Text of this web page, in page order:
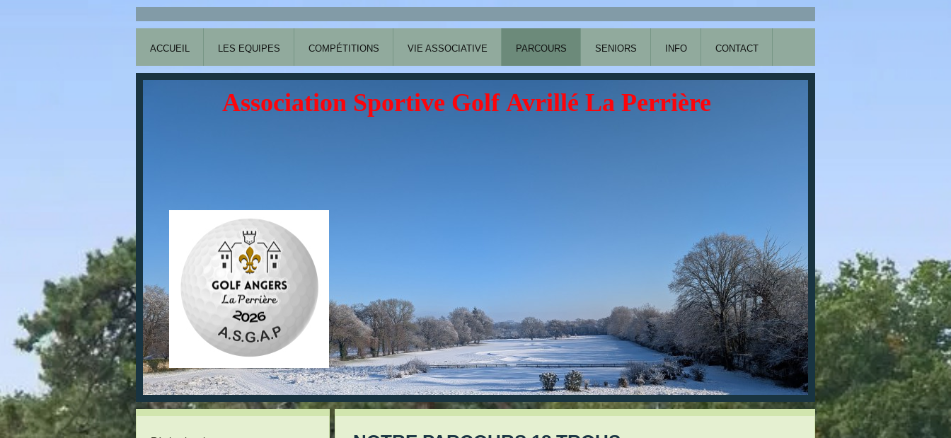
ACCUEIL LES EQUIPES COMPÉTITIONS VIE ASSOCIATIVE PARCOURS SENIORS INFO CONTACT
Association Sportive Golf Avrillé La Perrière